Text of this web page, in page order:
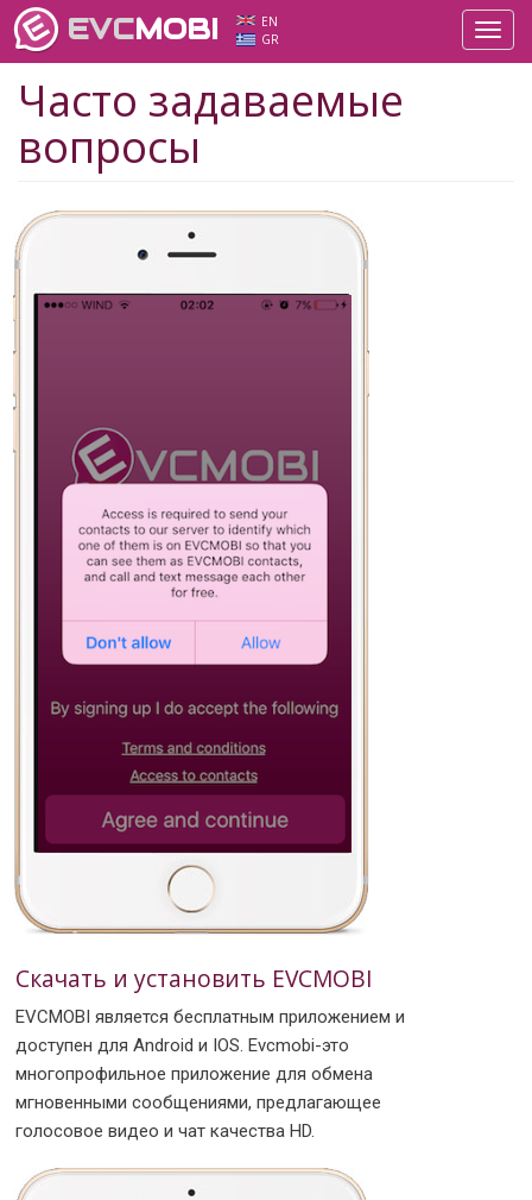
EVCMOBI
EN
GR
Часто задаваемые
вопросы
Скачать и установить EVCMOBI
EVCMOBI является бесплатным приложением и
доступен для Android и IOS. Evcmobi-это
многопрофильное приложение для обмена
мгновенными сообщениями, предлагающее
голосовое видео и чат качества HD.